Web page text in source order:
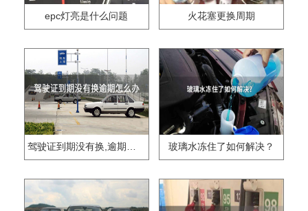
epc灯亮是什么问题 火花塞更换周期
驾驶证到期没有换,逾期怎么办?? 玻璃水冻住了如何解决？